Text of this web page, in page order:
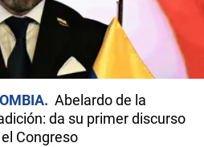
Abelardo de la
da su primer discurso
Congreso